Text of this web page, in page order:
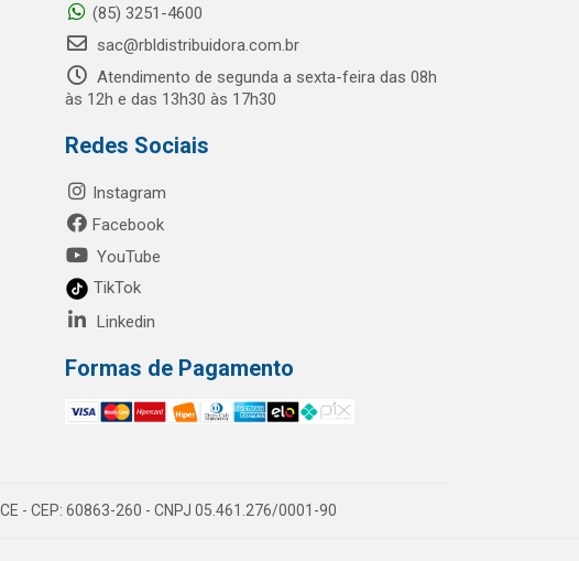
(85) 3251-4600
sac@rbldistribuidora.com.br
Atendimento de segunda a sexta-feira das 08h
às 12h e das 13h30 às 17h30
Redes Sociais
Instagram
Facebook
YouTube
TikTok
Linkedin
Formas de Pagamento
- CEP: 60863-260 - CNPJ 05.461.276/0001-90